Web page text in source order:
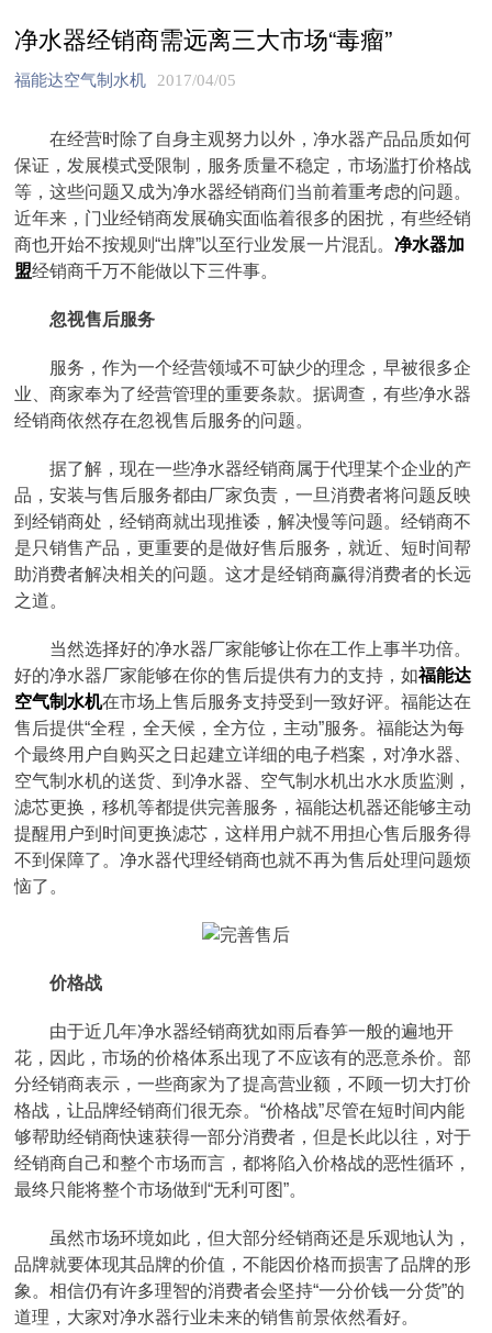
净水器经销商需远离三大市场“毒瘤”
福能达空气制水机 2017/04/05
在经营时除了自身主观努力以外，净水器产品品质如何
保证，发展模式受限制，服务质量不稳定，市场滥打价格战
等，这些问题又成为净水器经销商们当前着重考虑的问题。
近年来，门业经销商发展确实面临着很多的困扰，有些经销
商也开始不按规则“出牌”以至行业发展一片混乱。净水器加
盟经销商千万不能做以下三件事。
忽视售后服务
服务，作为一个经营领域不可缺少的理念，早被很多企
业、商家奉为了经营管理的重要条款。据调查，有些净水器
经销商依然存在忽视售后服务的问题。
据了解，现在一些净水器经销商属于代理某个企业的产
品，安装与售后服务都由厂家负责，一旦消费者将问题反映
到经销商处，经销商就出现推诿，解决慢等问题。经销商不
是只销售产品，更重要的是做好售后服务，就近、短时间帮
助消费者解决相关的问题。这才是经销商赢得消费者的长远
之道。
当然选择好的净水器厂家能够让你在工作上事半功倍。
好的净水器厂家能够在你的售后提供有力的支持，如福能达
空气制水机在市场上售后服务支持受到一致好评。福能达在
售后提供“全程，全天候，全方位，主动”服务。福能达为每
个最终用户自购买之日起建立详细的电子档案，对净水器、
空气制水机的送货、到净水器、空气制水机出水水质监测，
滤芯更换，移机等都提供完善服务，福能达机器还能够主动
提醒用户到时间更换滤芯，这样用户就不用担心售后服务得
不到保障了。净水器代理经销商也就不再为售后处理问题烦
恼了。
价格战
由于近几年净水器经销商犹如雨后春笋一般的遍地开
花，因此，市场的价格体系出现了不应该有的恶意杀价。部
分经销商表示，一些商家为了提高营业额，不顾一切大打价
格战，让品牌经销商们很无奈。“价格战”尽管在短时间内能
够帮助经销商快速获得一部分消费者，但是长此以往，对于
经销商自己和整个市场而言，都将陷入价格战的恶性循环，
最终只能将整个市场做到“无利可图”。
虽然市场环境如此，但大部分经销商还是乐观地认为，
品牌就要体现其品牌的价值，不能因价格而损害了品牌的形
象。相信仍有许多理智的消费者会坚持“一分价钱一分货”的
道理，大家对净水器行业未来的销售前景依然看好。